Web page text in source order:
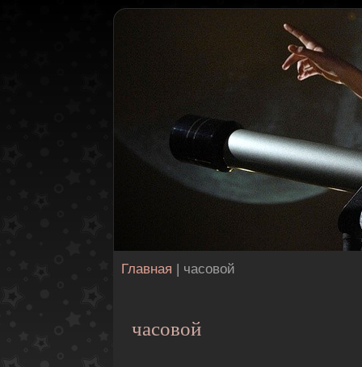
Главная | часовой
часовой